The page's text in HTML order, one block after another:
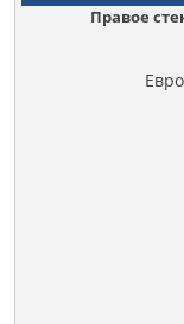
Правое